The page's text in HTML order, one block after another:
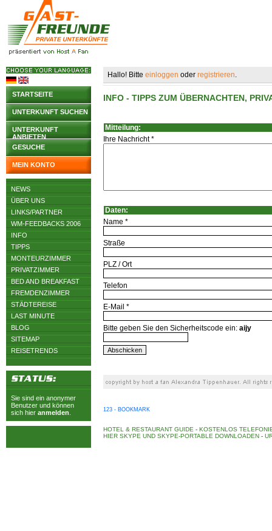
STARTSEITE
UNTERKUNFT SUCHEN
UNTERKUNFT
ANBIETEN
GESUCHE
MEIN KONTO
NEWS
ÜBER UNS
LINKS/PARTNER
WM-FEEDBACKS 2006
INFO
TIPPS
MONTEURZIMMER
PRIVATZIMMER
BED AND BREAKFAST
FREMDENZIMMER
STÄDTEREISE
LAST MINUTE
BLOG
SITEMAP
REISETRENDS
Sie sind ein anonymer
Benutzer und können
sich hier anmelden
Hallo! Bitte einloggen oder registrieren.
INFO - TIPPS ZUM ÜBERNACHTEN,
Mitteilung:
Ihre Nachricht *
Daten:
Name *
Straße
PLZ / Ort
Telefon
E-Mail *
Bitte geben Sie den Sicherheitscode ein: aijy
123 - BOOKMARK
HOTEL & RESTAURANT GUIDE - KOSTENLOS
HIER SKYPE UND SKYPE-PORTABLE DOWNLOADEN -